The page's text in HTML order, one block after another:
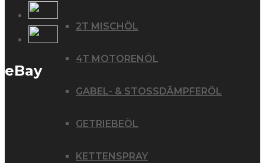
2T MISCHÖL
4T MOTORENÖL
GABEL- & STOSSDÄMPFERÖL
GETRIEBEÖL
KETTENSPRAY
eBay